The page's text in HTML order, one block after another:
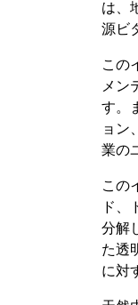
は、
源ビ
この
メン
す。
ョン
業の
この
ド、
分解
た透
に対